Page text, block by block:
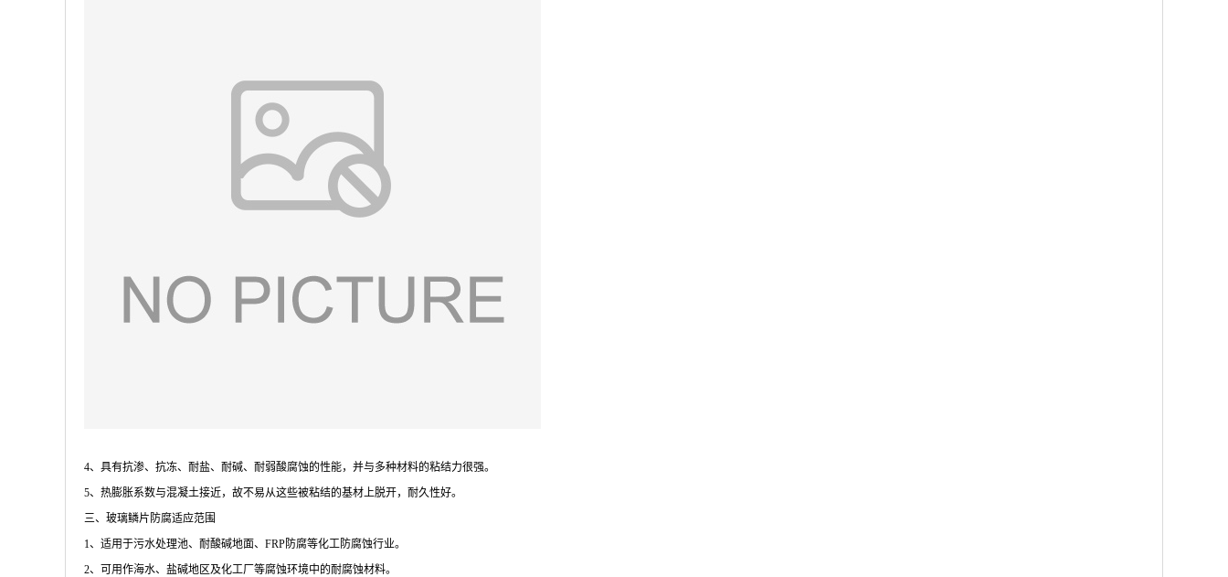
4、具有抗渗、抗冻、耐盐、耐碱、耐弱酸腐蚀的性能，并与多种材料的粘结力很强。
5、热膨胀系数与混凝土接近，故不易从这些被粘结的基材上脱开，耐久性好。
三、玻璃鳞片防腐适应范围
1、适用于污水处理池、耐酸碱地面、FRP防腐等化工防腐蚀行业。
2、可用作海水、盐碱地区及化工厂等腐蚀环境中的耐腐蚀材料。